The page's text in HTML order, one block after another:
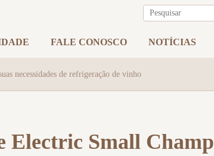
FALE CONOSCO NOTÍCIAS
necessidades de refrigeração de vinho
Electric Small